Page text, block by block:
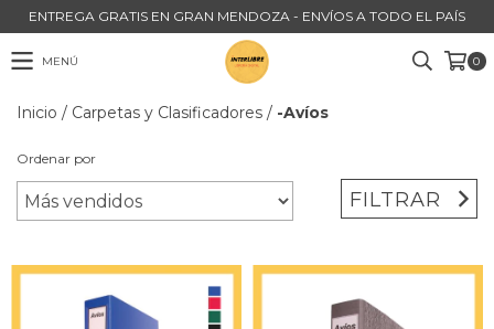
ENTREGA GRATIS EN GRAN MENDOZA - ENVÍOS A TODO EL PAÍS
MENÚ 0
Inicio / Carpetas y Clasificadores / -Avíos
Ordenar por
FILTRAR